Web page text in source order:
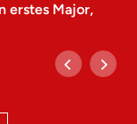
erstes Major,